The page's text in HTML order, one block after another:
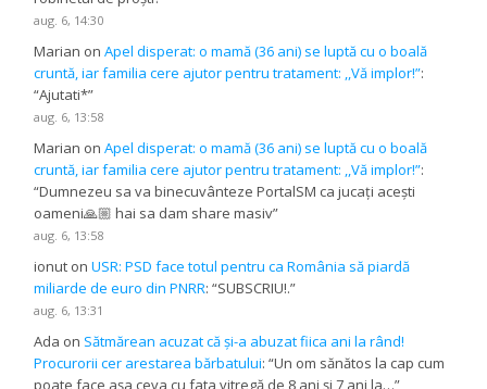
aug. 6, 14:30
Marian onApel disperat: o mamă (36 ani) se luptă cu o boală
cruntă, iar familia cere ajutor pentru tratament: ,,Vă implor!”:
“Ajutati*”
aug. 6, 13:58
Marian onApel disperat: o mamă (36 ani) se luptă cu o boală
cruntă, iar familia cere ajutor pentru tratament: ,,Vă implor!”:
“Dumnezeu sa va binecuvânteze PortalSM ca jucați acești
oameni🙏🏼 hai sa dam share masiv”
aug. 6, 13:58
ionut onUSR: PSD face totul pentru ca România să piardă
miliarde de euro din PNRR: “SUBSCRIU!.”
aug. 6, 13:31
Ada on Sătmărean acuzat că și-a abuzat fiica ani la rând!
Procurorii cer arestarea bărbatului: “Un om sănătos la cap cum
poate face așa ceva cu fata vitregă de 8 ani și 7 ani la…”